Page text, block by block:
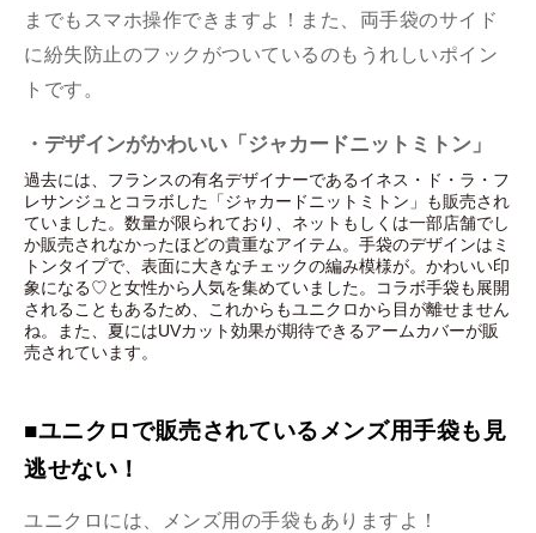
までもスマホ操作できますよ！また、両手袋のサイド
に紛失防止のフックがついているのもうれしいポイン
トです。
・デザインがかわいい「ジャカードニットミトン」
過去には、フランスの有名デザイナーであるイネス・ド・ラ・フ
レサンジュとコラボした「ジャカードニットミトン」も販売され
ていました。数量が限られており、ネットもしくは一部店舗でし
か販売されなかったほどの貴重なアイテム。手袋のデザインはミ
トンタイプで、表面に大きなチェックの編み模様が。かわいい印
象になる♡と女性から人気を集めていました。コラボ手袋も展開
されることもあるため、これからもユニクロから目が離せません
ね。また、夏にはUVカット効果が期待できるアームカバーが販
売されています。
■ユニクロで販売されているメンズ用手袋も見
逃せない！
ユニクロには、メンズ用の手袋もありますよ！